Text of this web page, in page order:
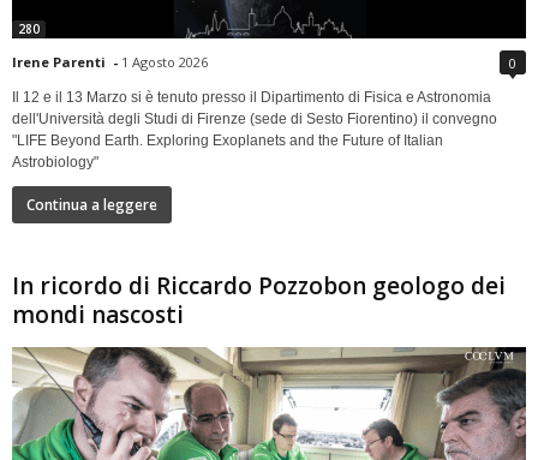
280
Irene Parenti - 1 Agosto 2026 0
Il 12 e il 13 Marzo si è tenuto presso il Dipartimento di Fisica e Astronomia
dell'Università degli Studi di Firenze (sede di Sesto Fiorentino) il convegno
"LIFE Beyond Earth. Exploring Exoplanets and the Future of Italian
Astrobiology"
Continua a leggere
In ricordo di Riccardo Pozzobon geologo dei
mondi nascosti